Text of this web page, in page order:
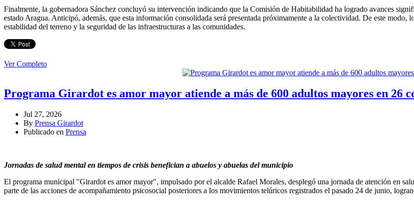
Finalmente, la gobernadora Sánchez concluyó su intervención indicando que la Comisión de Habitabilidad ha logrado avances
estado Aragua. Anticipó, además, que esta información consolidada será presentada próximamente a la colectividad. De este modo,
estabilidad del terreno y la seguridad de las infraestructuras a las comunidades.
Ver Completo
Programa Girardot es amor mayor atiende a más de 600 adultos mayores en 26
Jul 27, 2026
By Prensa Girardot
Publicado en Prensa
Jornadas de salud mental en tiempos de crisis benefician a abuelos y abuelas del municipio
El programa municipal "Girardot es amor mayor", impulsado por el alcalde Rafael Morales, desplegó una jornada de atención en
parte de las acciones de acompañamiento psicosocial posteriores a los movimientos telúricos registrados el pasado 24 de junio,